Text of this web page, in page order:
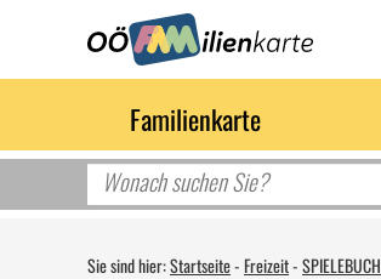
Familienkarte
Sie sind hier:Startseite-Freizeit-SPIELEBUCH